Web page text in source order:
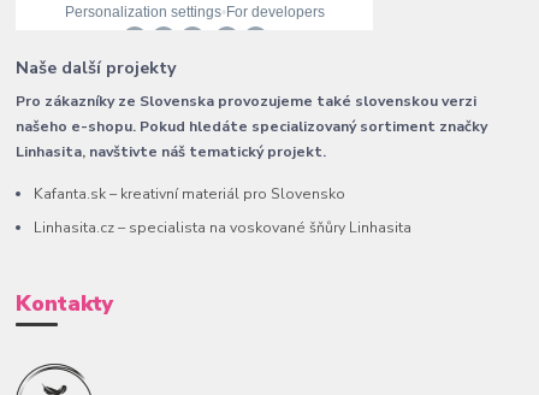
Naše další projekty
Pro zákazníky ze Slovenska provozujeme také slovenskou verzi
našeho e-shopu. Pokud hledáte specializovaný sortiment značky
Linhasita, navštivte náš tematický projekt.
Kafanta.sk – kreativní materiál pro Slovensko
Linhasita.cz – specialista na voskované šňůry Linhasita
Kontakty